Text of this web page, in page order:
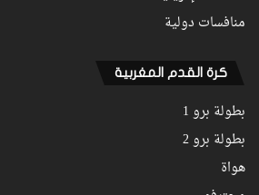
منافسات دولية
كرة القدم المغربية
بطولة برو 1
بطولة برو 2
هواة